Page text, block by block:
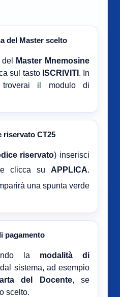
del Master scelto
Master Mnemosine
sul tasto ISCRIVITI . In
il modulo di
riservato CT25
riservato) inserisci
clicca su APPLICA.
una spunta verde
pagamento
la modalità di
sistema, ad esempio
del Docente, se
scelto.